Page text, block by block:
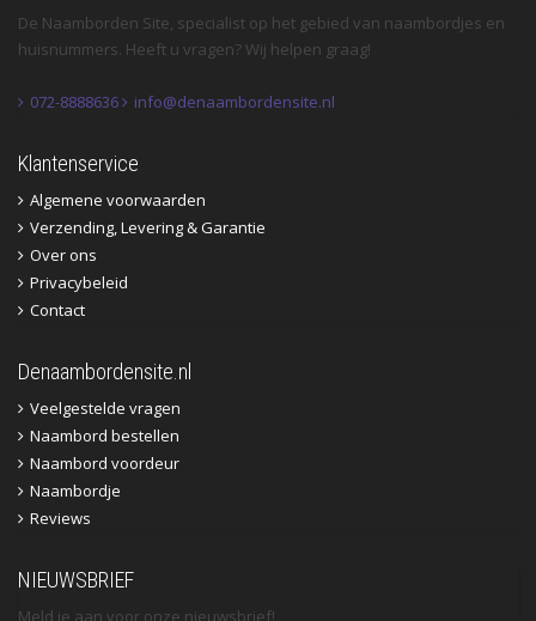
De Naamborden Site, specialist op het gebied van naambordjes en
huisnummers. Heeft u vragen? Wij helpen graag!
072-8888636 info@denaambordensite.nl
Klantenservice
Algemene voorwaarden
Verzending, Levering & Garantie
Over ons
Privacybeleid
Contact
Denaambordensite.nl
Veelgestelde vragen
Naambord bestellen
Naambord voordeur
Naambordje
Reviews
NIEUWSBRIEF
Meld je aan voor onze nieuwsbrief!